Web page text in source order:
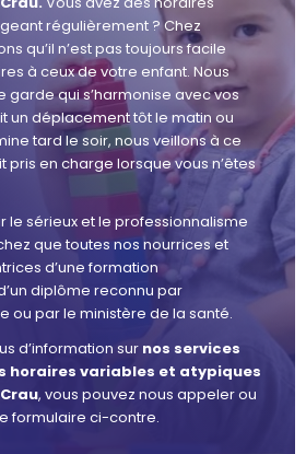
régulièrement ? Chez
qu’il n’est pas toujours facile
à ceux de votre enfant. Nous
garde qui s’harmonise avec vos
un déplacement tôt le matin ou
tard le soir, nous veillons à ce
pris en charge lorsque vous n’êtes
le sérieux et le professionnalisme
que toutes nos nourrices et
d’une formation
diplôme reconnu par
ou par le ministère de la santé.
d’information sur nos services
horaires variables et atypiques
, vous pouvez nous appeler ou
formulaire ci-contre.